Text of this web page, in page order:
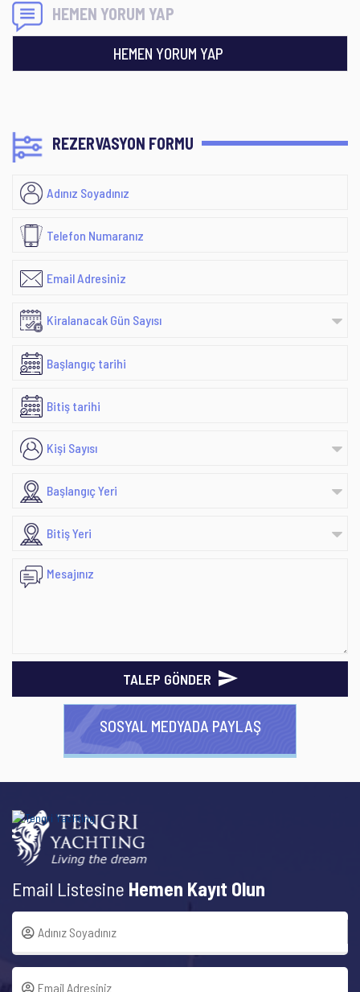
HEMEN YORUM YAP
HEMEN YORUM YAP
REZERVASYON FORMU
TALEP GÖNDER
SOSYAL MEDYADA PAYLAŞ
Email Listesine Hemen Kayıt Olun